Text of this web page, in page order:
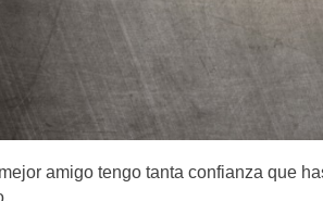
amigo tengo tanta confianza que